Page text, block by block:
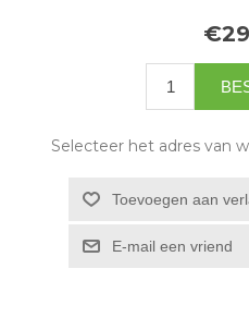
Selecteer het adres van